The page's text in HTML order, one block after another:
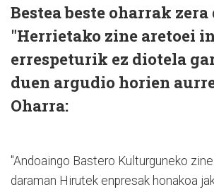
Bestea beste oharrak zera
"Herrietako zine aretoei
errespeturik ez diotela
duen argudio horien
Oharra:
"Andoaingo Bastero Kulturguneko
daraman Hirutek enpresak honakoa